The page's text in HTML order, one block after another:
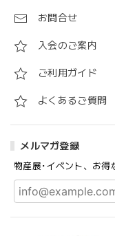
お問合せ
入会のご案内
ご利用ガイド
よくあるご質問
メルマガ登録
物産展･イベント、お得